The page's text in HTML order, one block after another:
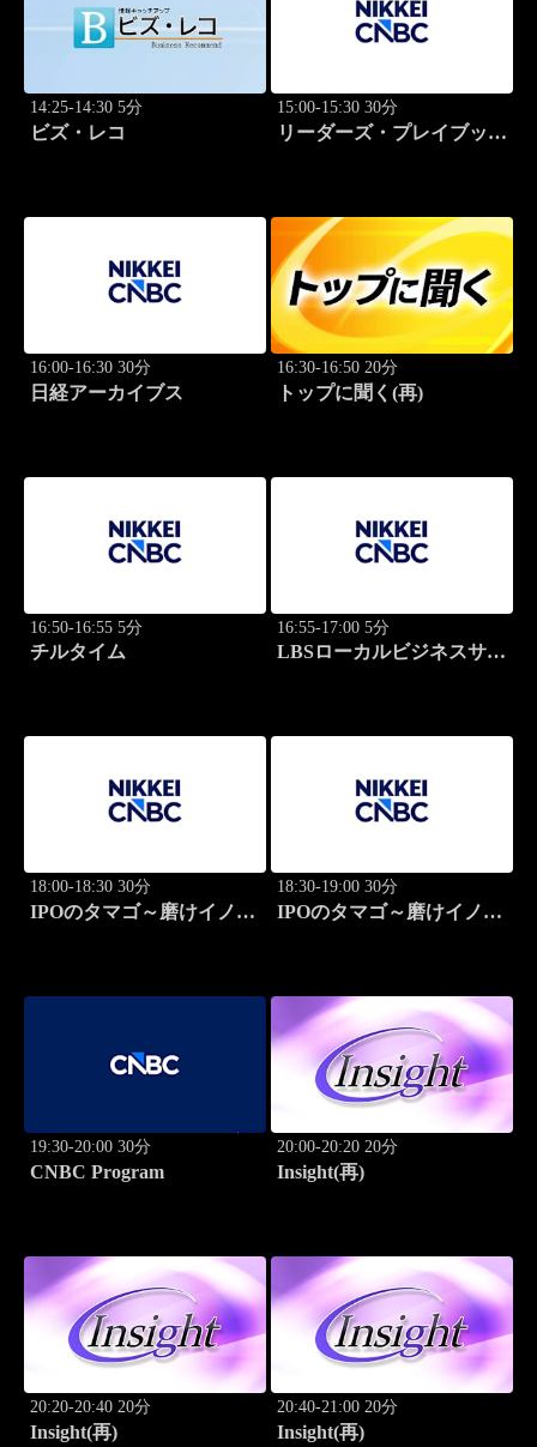
14:25-14:30 5分
ビズ・レコ
15:00-15:30 30分
リーダーズ・プレイブック
16:00-16:30 30分
日経アーカイブス
16:30-16:50 20分
トップに聞く(再)
16:50-16:55 5分
チルタイム
16:55-17:00 5分
LBSローカルビジネスサテ
18:00-18:30 30分
IPOのタマゴ～磨けイノベ
18:30-19:00 30分
IPOのタマゴ～磨けイノベ
19:30-20:00 30分
CNBC Program
20:00-20:20 20分
Insight(再)
20:20-20:40 20分
Insight(再)
20:40-21:00 20分
Insight(再)